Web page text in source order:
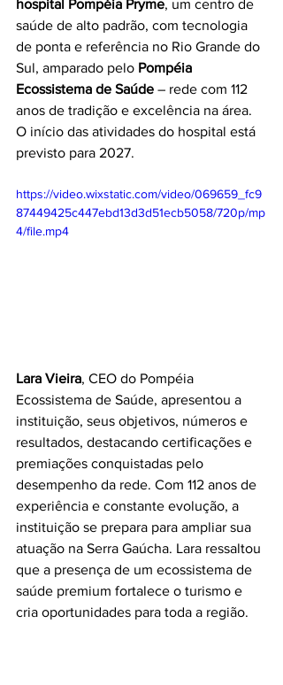
hospital Pompéia Pryme, um centro de
saúde de alto padrão, com tecnologia
de ponta e referência no Rio Grande do
Sul, amparado pelo Pompéia
Ecossistema de Saúde – rede com 112
anos de tradição e excelência na área.
O início das atividades do hospital está
previsto para 2027.
https://video.wixstatic.com/video/069659_fc9
87449425c447ebd13d3d51ecb5058/720p/mp
4/file.mp4
Lara Vieira, CEO do Pompéia
Ecossistema de Saúde, apresentou a
instituição, seus objetivos, números e
resultados, destacando certificações e
premiações conquistadas pelo
desempenho da rede. Com 112 anos de
experiência e constante evolução, a
instituição se prepara para ampliar sua
atuação na Serra Gaúcha. Lara ressaltou
que a presença de um ecossistema de
saúde premium fortalece o turismo e
cria oportunidades para toda a região.